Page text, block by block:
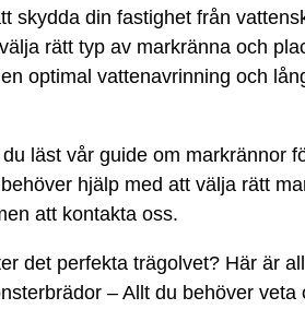
skydda din fastighet från
rätt typ av markränna och
optimal vattenavrinning och
läst vår guide om markrännor
hjälp med att välja rätt
att kontakta oss.
det perfekta trägolvet? Här är
– Allt du behöver veta